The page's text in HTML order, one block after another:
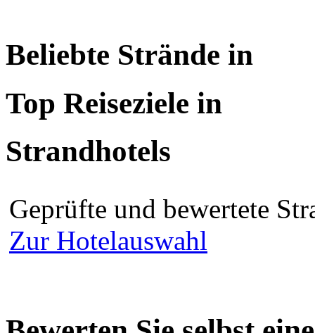
Beliebte Strände in
Top Reiseziele in
Strandhotels
Geprüfte und bewertete
Zur Hotelauswahl